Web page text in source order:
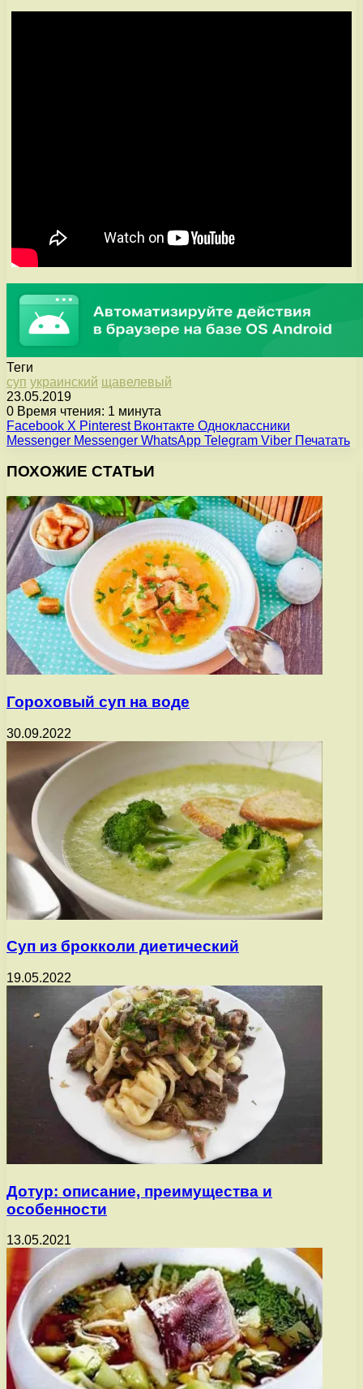
Теги
суп украинский щавелевый
23.05.2019
0 Время чтения: 1 минута
Facebook X Pinterest Вконтакте Одноклассники
Messenger Messenger WhatsApp Telegram Viber Печатать
ПОХОЖИЕ СТАТЬИ
Гороховый суп на воде
30.09.2022
Суп из брокколи диетический
19.05.2022
Дотур: описание, преимущества и
особенности
13.05.2021